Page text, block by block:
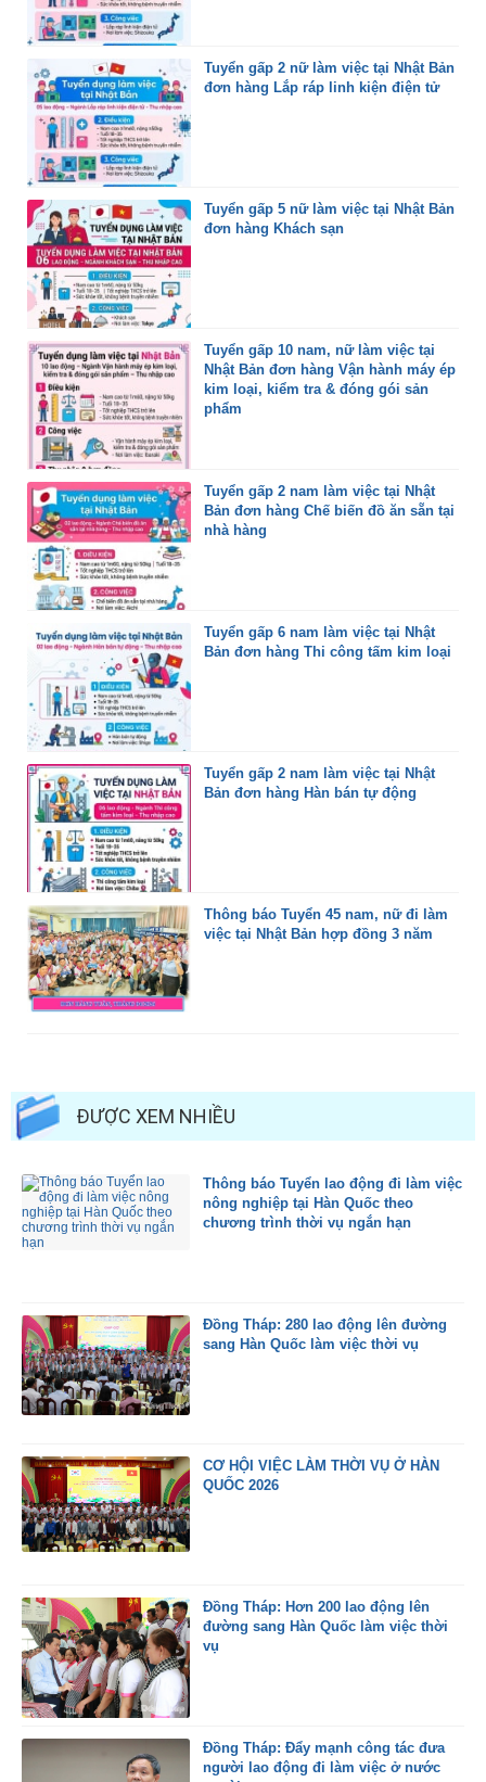
Tuyển gấp 2 nữ làm việc tại Nhật Bản
đơn hàng Lắp ráp linh kiện điện tử
Tuyển gấp 5 nữ làm việc tại Nhật Bản
đơn hàng Khách sạn
Tuyển gấp 10 nam, nữ làm việc tại
Nhật Bản đơn hàng Vận hành máy ép
kim loại, kiểm tra & đóng gói sản
phẩm
Tuyển gấp 2 nam làm việc tại Nhật
Bản đơn hàng Chế biến đồ ăn sẵn tại
nhà hàng
Tuyển gấp 6 nam làm việc tại Nhật
Bản đơn hàng Thi công tấm kim loại
Tuyển gấp 2 nam làm việc tại Nhật
Bản đơn hàng Hàn bán tự động
Thông báo Tuyển 45 nam, nữ đi làm
việc tại Nhật Bản hợp đồng 3 năm
ĐƯỢC XEM NHIỀU
Thông báo Tuyển lao động đi làm việc
nông nghiệp tại Hàn Quốc theo
chương trình thời vụ ngắn hạn
Đồng Tháp: 280 lao động lên đường
sang Hàn Quốc làm việc thời vụ
CƠ HỘI VIỆC LÀM THỜI VỤ Ở HÀN
QUỐC 2026
Đồng Tháp: Hơn 200 lao động lên
đường sang Hàn Quốc làm việc thời
vụ
Đồng Tháp: Đẩy mạnh công tác đưa
người lao động đi làm việc ở nước